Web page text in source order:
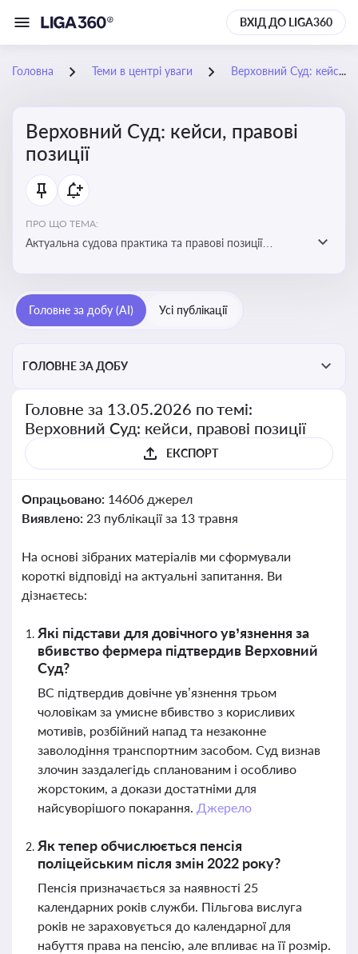
ВХІД ДО LIGA360
Головна Теми в центрі уваги Верховний Суд: кейси, правові позиції
Верховний Суд: кейси, правові
позиції
ПРО ЩО ТЕМА:
Актуальна судова практика та правові позиції
Головне за добу (AI) Усі публікації
ГОЛОВНЕ ЗА ДОБУ
Головне за 13.05.2026 по темі:
Верховний Суд: кейси, правові позиції
ЕКСПОРТ
Опрацьовано: 14606 джерел
Виявлено: 23 публікації за 13 травня
На основі зібраних матеріалів ми сформували
короткі відповіді на актуальні запитання. Ви
дізнаєтесь:
Які підстави для довічного ув’язнення за
вбивство фермера підтвердив Верховний
Суд?
ВС підтвердив довічне ув’язнення трьом
чоловікам за умисне вбивство з корисливих
мотивів, розбійний напад та незаконне
заволодіння транспортним засобом. Суд визнав
злочин заздалегідь спланованим і особливо
жорстоким, а докази достатніми для
найсуворішого покарання. Джерело
Як тепер обчислюється пенсія
поліцейським після змін 2022 року?
Пенсія призначається за наявності 25
календарних років служби. Пільгова вислуга
років не зараховується до календарної для
набуття права на пенсію, але впливає на її розмір.